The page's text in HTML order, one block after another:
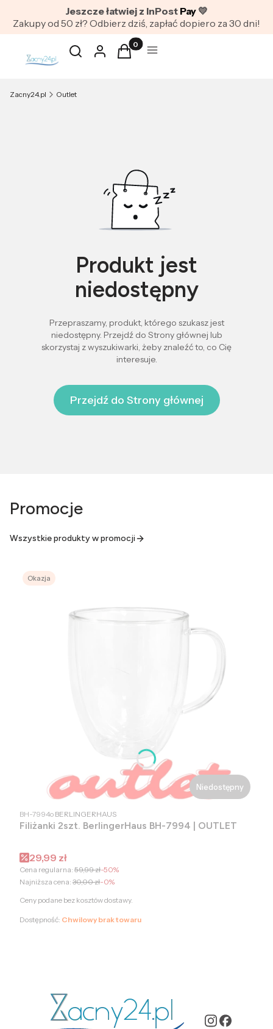
Jeszcze łatwiej z InPost Pay 💛
Zakupy od 50 zł? Odbierz dziś, zapłać dopiero za 30 dni!
Otwórz wyszukiwarkę
Szukaj Zaloguj sięProdukty w koszyku: 0. Zobacz
KoszykMenu
Zacny24.pl Outlet
Produkt jest
niedostępny
Przepraszamy, produkt, którego szukasz jest
niedostępny. Przejdź do Strony głównej lub
skorzystaj z wyszukiwarki, żeby znaleźć to, co Cię
interesuje.
Przejdź do Strony głównej
Promocje
Wszystkie produkty w promocji
Okazja
Niedostępny
BH-7994o PRODUCENT
BERLINGERHAUS
Filiżanki 2szt. BerlingerHaus BH-7994 | OUTLET
Cena promocyjna
29,99 zł
Cena regularna: 59,99 zł-50%
Najniższa cena: 30,00 zł-0%
Ceny podane bez kosztów dostawy.
Dostępność: Chwilowy brak towaru